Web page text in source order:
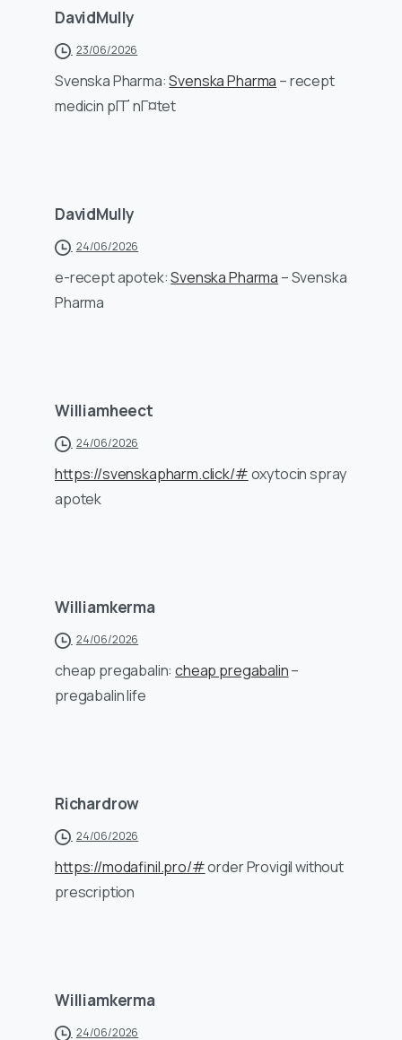
DavidMully
23/06/2026
Svenska Pharma:Svenska Pharma – recept
medicin pГҐ nГ¤tet
DavidMully
24/06/2026
e-recept apotek:Svenska Pharma – Svenska
Pharma
Williamheect
24/06/2026
https://svenskapharm.click/#oxytocin spray
apotek
Williamkerma
24/06/2026
cheap pregabalin:cheap pregabalin–
pregabalin life
Richardrow
24/06/2026
https://modafinil.pro/#order Provigil without
prescription
Williamkerma
24/06/2026